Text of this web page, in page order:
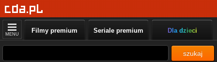
MENU Filmy premium Seriale premium Dla dzieci
szukaj